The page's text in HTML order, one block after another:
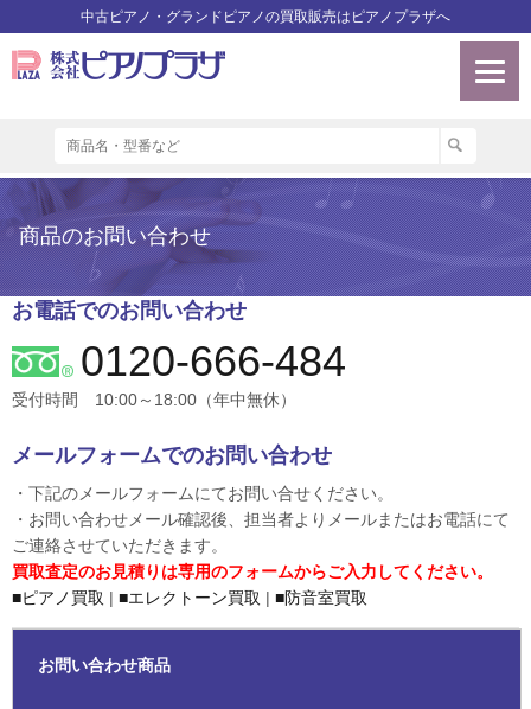
中古ピアノ・グランドピアノの買取販売はピアノプラザへ
商品のお問い合わせ
お電話でのお問い合わせ
0120-666-484
受付時間 10:00～18:00（年中無休）
メールフォームでのお問い合わせ
・下記のメールフォームにてお問い合せください。
・お問い合わせメール確認後、担当者よりメールまたはお電話にて
ご連絡させていただきます。
買取査定のお見積りは専用のフォームからご入力してください。
■ピアノ買取 | ■エレクトーン買取 | ■防音室買取
お問い合わせ商品